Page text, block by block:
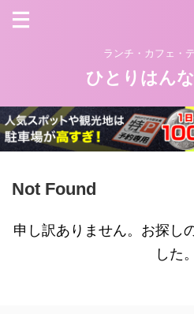
ランチ・カフェ・
ひとりはん
Not Found
申し訳ありません。お探し
した。